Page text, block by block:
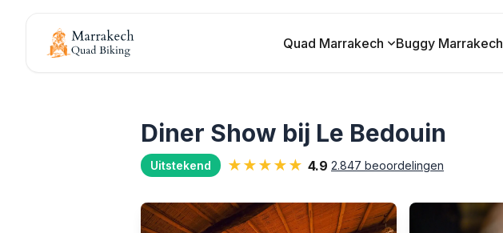
Quad Marrakech Buggy Marrakech
Diner Show bij Le Bedouin
Uitstekend ★★★★★ 4.9 2.847 beoordelingen